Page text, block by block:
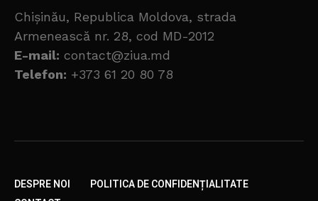
Chișinău, Republica Moldova, strada
Armenească nr. 28, cod MD-2012
E-mail: contact@ziua.md
Telefon: +373 61 20 80 78
DESPRE NOI
POLITICA DE CONFIDENȚIALITATE